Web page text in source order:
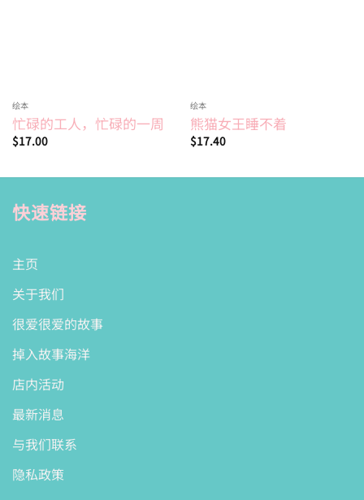
绘本
忙碌的工人，忙碌的一周
$17.00
绘本
熊猫女王睡不着
$17.40
快速链接
主页
关于我们
很爱很爱的故事
掉入故事海洋
店内活动
最新消息
与我们联系
隐私政策